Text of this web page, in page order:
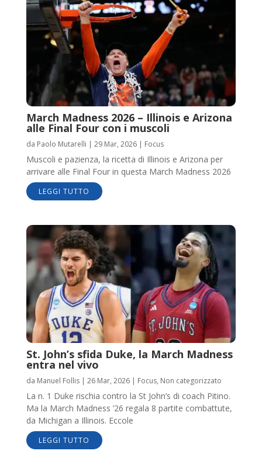
March Madness 2026 – Illinois e Arizona
alle Final Four con i muscoli
da Paolo Mutarelli | 29 Mar, 2026| Focus
Muscoli e pazienza, la ricetta di Illinois e Arizona per
arrivare alle Final Four in questa March Madness 2026
LEGGI TUTTO
St. John’s sfida Duke, la March Madness
entra nel vivo
da Manuel Follis| 26 Mar, 2026| Focus, Non categorizzato
La n. 1 Duke rischia contro la St John’s di coach Pitino.
Ma la March Madness ’26 regala 8 partite combattute,
da Michigan a Illinois. Eccole
LEGGI TUTTO